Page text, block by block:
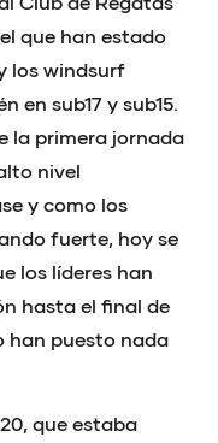
que han estado
los windsurf
en sub17 y sub15.
la primera jornada
nivel
y como los
fuerte, hoy se
los líderes han
hasta el final de
han puesto nada
que estaba